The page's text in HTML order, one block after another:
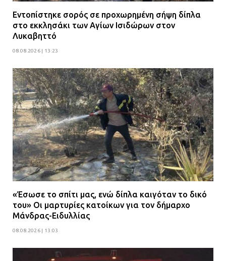
Εντοπίστηκε σορός σε προχωρημένη σήψη δίπλα
στο εκκλησάκι των Αγίων Ισιδώρων στον
Λυκαβηττό
08.08.2026 | 13:23
«Έσωσε το σπίτι μας, ενώ δίπλα καιγόταν το δικό
του» Οι μαρτυρίες κατοίκων για τον δήμαρχο
Μάνδρας-Ειδυλλίας
08.08.2026 | 13:03